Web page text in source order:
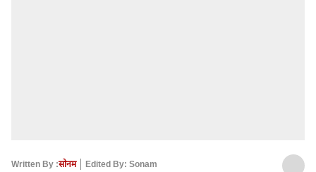
Written By :सोनम
Edited By: Sonam